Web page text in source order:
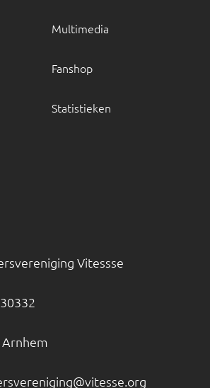
Multimedia
Fanshop
Statistieken
Vitessse